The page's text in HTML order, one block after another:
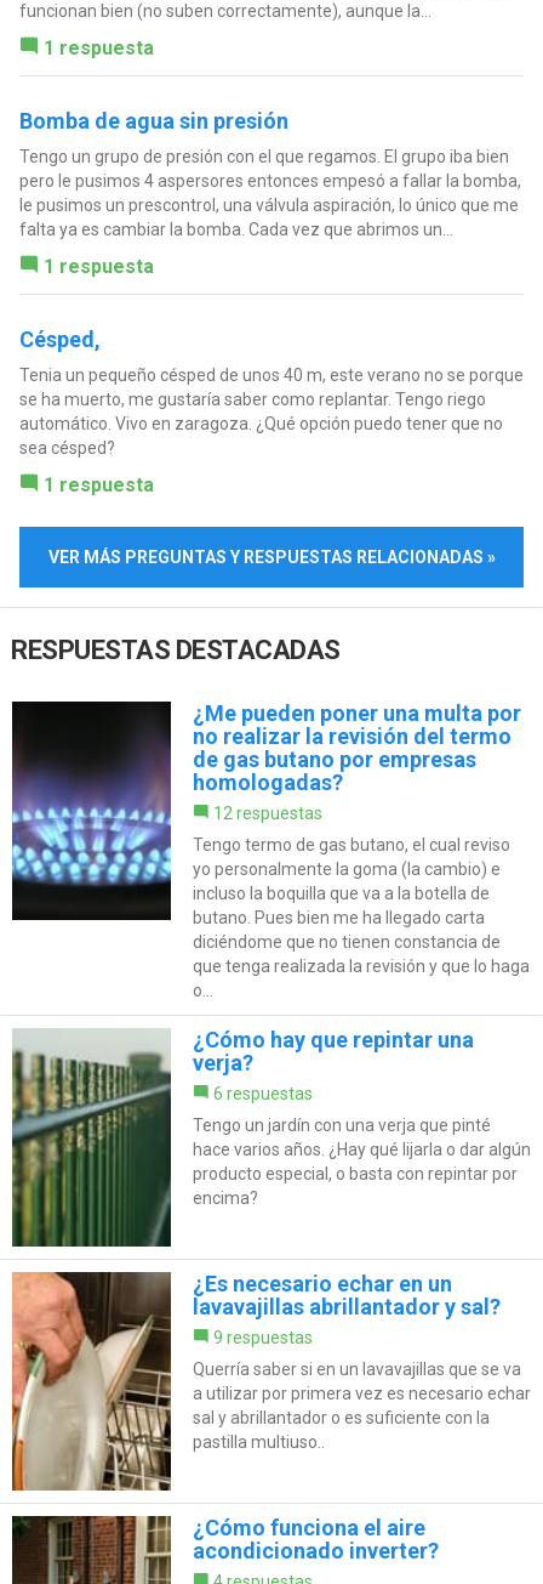
funcionan bien (no suben correctamente), aunque la...
1 respuesta
Bomba de agua sin presión
Tengo un grupo de presión con el que regamos. El grupo iba bien
pero le pusimos 4 aspersores entonces empesó a fallar la bomba,
le pusimos un prescontrol, una válvula aspiración, lo único que me
falta ya es cambiar la bomba. Cada vez que abrimos un...
1 respuesta
Césped,
Tenia un pequeño césped de unos 40 m, este verano no se porque
se ha muerto, me gustaría saber como replantar. Tengo riego
automático. Vivo en zaragoza. ¿Qué opción puedo tener que no
sea césped?
1 respuesta
VER MÁS PREGUNTAS Y RESPUESTAS RELACIONADAS »
RESPUESTAS DESTACADAS
¿Me pueden poner una multa por
no realizar la revisión del termo
de gas butano por empresas
homologadas?
12 respuestas
Tengo termo de gas butano, el cual reviso
yo personalmente la goma (la cambio) e
incluso la boquilla que va a la botella de
butano. Pues bien me ha llegado carta
diciéndome que no tienen constancia de
que tenga realizada la revisión y que lo haga
o...
¿Cómo hay que repintar una
verja?
6 respuestas
Tengo un jardín con una verja que pinté
hace varios años. ¿Hay qué lijarla o dar algún
producto especial, o basta con repintar por
encima?
¿Es necesario echar en un
lavavajillas abrillantador y sal?
9 respuestas
Querría saber si en un lavavajillas que se va
a utilizar por primera vez es necesario echar
sal y abrillantador o es suficiente con la
pastilla multiuso..
¿Cómo funciona el aire
acondicionado inverter?